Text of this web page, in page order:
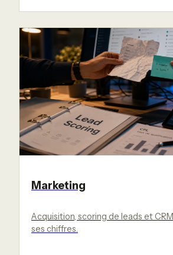
Marketing
Acquisition, scoring de leads et
ses chiffres.